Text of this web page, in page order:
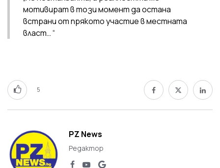
мотивират в този момент да остана
встрани от прякото участие в местната
власт… “
5
PZ News
Редактор